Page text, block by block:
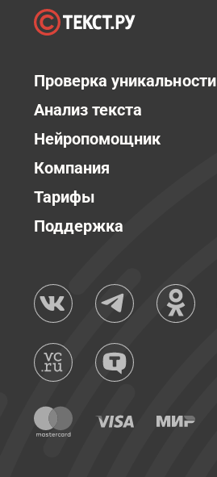
Проверка уникальности
Анализ текста
Нейропомощник
Компания
Тарифы
Поддержка